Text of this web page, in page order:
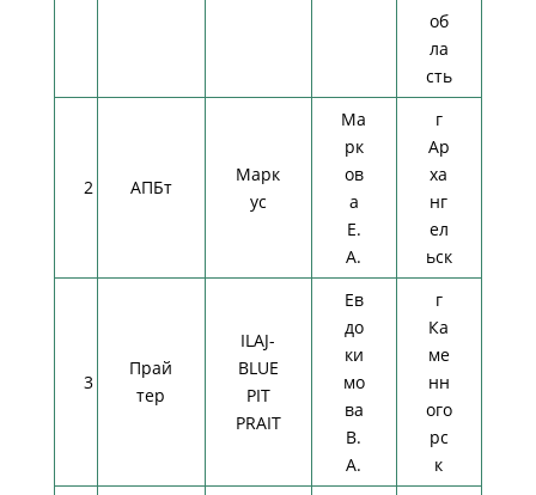
об
ла
сть
2 АПБт
Марк
ус
Ма
рк
ов
а
Е.
А.
г
Ар
ха
нг
ел
ьск
3
Прай
тер
ILAJ-
BLUE
PIT
PRAIT
Ев
до
ки
мо
ва
В.
А.
г
Ка
ме
нн
ого
рс
к